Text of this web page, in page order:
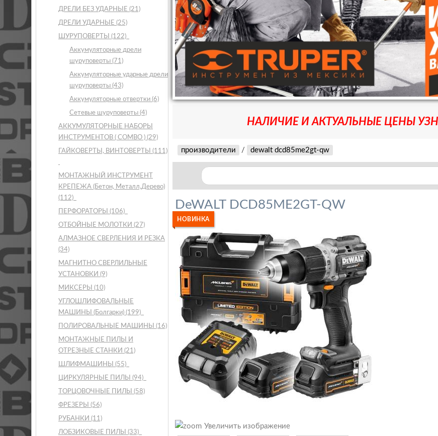
ДРЕЛИ БЕЗ УДАРНЫЕ (21)
ДРЕЛИ УДАРНЫЕ (25)
ШУРУПОВЕРТЫ (122)
Аккумуляторные дрели
шуруповерты (71)
Аккумуляторные ударные дрели
шуруповерты (43)
Аккумуляторные отвертки (6)
Сетевые шуруповерты (4)
АККУМУЛЯТОРНЫЕ НАБОРЫ
ИНСТРУМЕНТОВ ( COMBO ) (29)
ГАЙКОВЕРТЫ, ВИНТОВЕРТЫ (111)
МОНТАЖНЫЙ ИНСТРУМЕНТ
КРЕПЕЖА (Бетон, Металл,Дерево)
(112)
ПЕРФОРАТОРЫ (106)
ОТБОЙНЫЕ МОЛОТКИ (27)
АЛМАЗНОЕ СВЕРЛЕНИЯ И РЕЗКА
(34)
МАГНИТНО СВЕРЛИЛЬНЫЕ
УСТАНОВКИ (9)
МИКСЕРЫ (10)
УГЛОШЛИФОВАЛЬНЫЕ
МАШИНЫ (Болгарки) (199)
ПОЛИРОВАЛЬНЫЕ МАШИНЫ (16)
МОНТАЖНЫЕ ПИЛЫ И
ОТРЕЗНЫЕ СТАНКИ (21)
ШЛИФМАШИНЫ (55)
ЦИРКУЛЯРНЫЕ ПИЛЫ (94)
ТОРЦОВОЧНЫЕ ПИЛЫ (58)
ФРЕЗЕРЫ (56)
РУБАНКИ (11)
ЛОБЗИКОВЫЕ ПИЛЫ (33)
НАЛИЧИЕ И АКТУАЛЬНЫЕ ЦЕНЫ
производители / dewalt dcd85me2gt-qw
DeWALT DCD85ME2GT-QW
НОВИНКА
Увеличить изображение